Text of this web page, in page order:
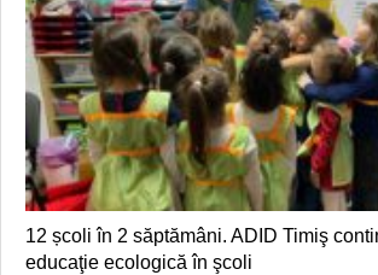
12 școli în 2 săptămâni. ADID Timiş
educaţie ecologică în şcoli